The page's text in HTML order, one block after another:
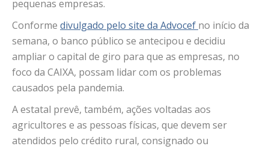
pequenas empresas.
Conforme divulgado pelo site da Advocef no início da
semana, o banco público se antecipou e decidiu
ampliar o capital de giro para que as empresas, no
foco da CAIXA, possam lidar com os problemas
causados pela pandemia.
A estatal prevê, também, ações voltadas aos
agricultores e as pessoas físicas, que devem ser
atendidos pelo crédito rural, consignado ou